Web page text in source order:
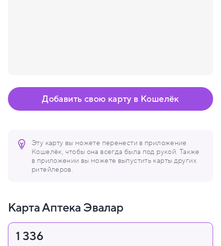
Эту карту вы можете перенести в приложение
Кошелёк, чтобы она всегда была под рукой. Также
в приложении вы можете выпустить карты других
ритейлеров.
Добавить свою карту в Кошелёк
Карта Аптека Эвалар
1 336